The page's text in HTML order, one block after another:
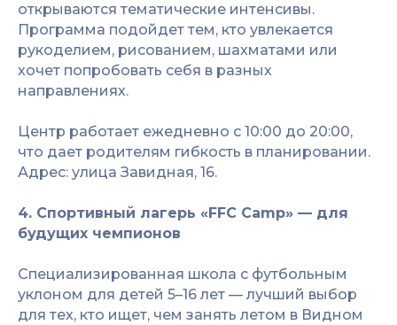
открываются тематические интенсивы.
Программа подойдет тем, кто увлекается
рукоделием, рисованием, шахматами или
хочет попробовать себя в разных
направлениях.
Центр работает ежедневно с 10:00 до 20:00,
что дает родителям гибкость в планировании.
Адрес: улица Завидная, 16.
4. Спортивный лагерь «FFC Camp» — для
будущих чемпионов
Специализированная школа с футбольным
уклоном для детей 5–16 лет — лучший выбор
для тех, кто ищет, чем занять летом в Видном